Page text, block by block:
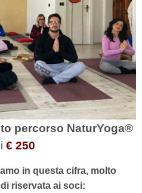
percorso NaturYoga®
€ 250
in questa cifra, molto
riservata ai soci: